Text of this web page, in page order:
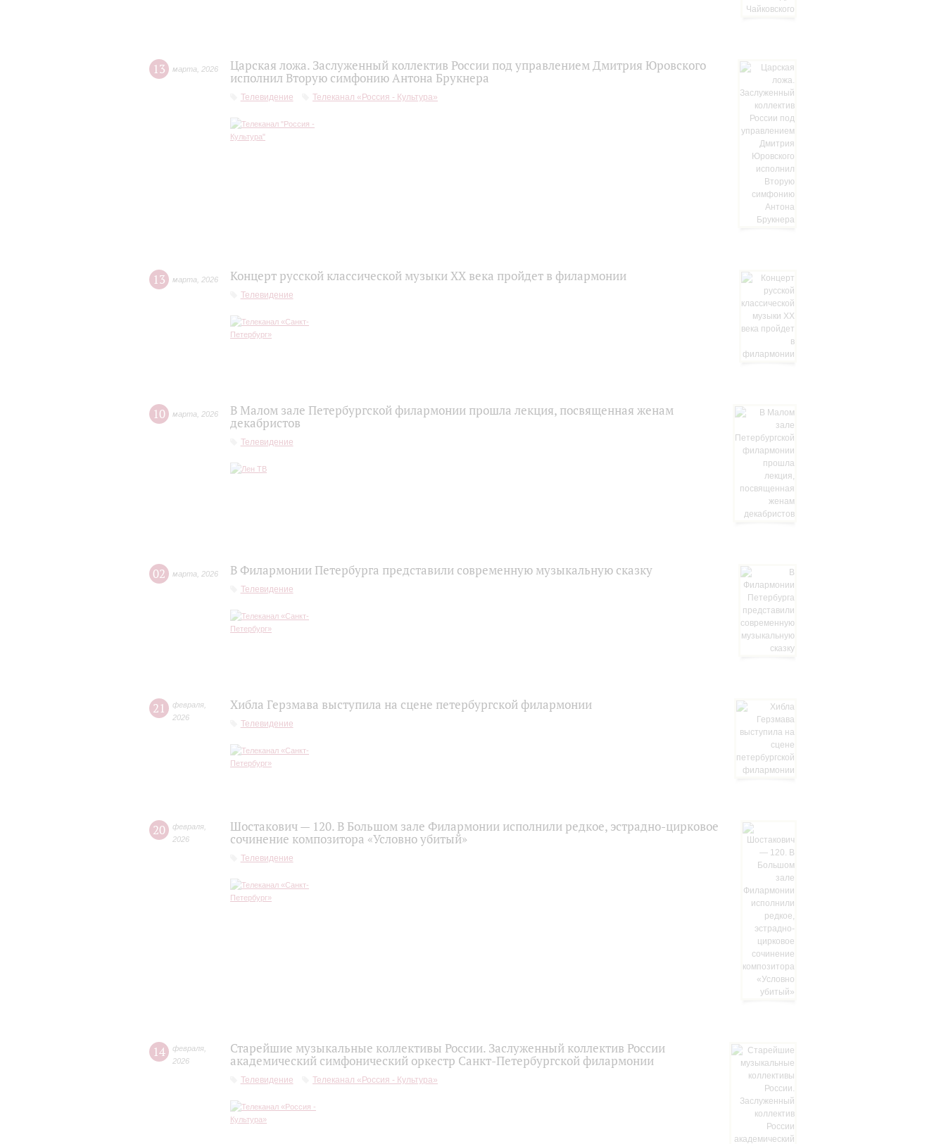
13 марта 2026
Царская ложа. Заслуженный коллектив России под управлением Дмитрия Юровского
исполнил Вторую симфонию Антона Брукнера
Телевидение Телеканал «Россия - Культура»
13 марта 2026 Концерт русской классической музыки XX века пройдет в филармонии
Телевидение
10 марта 2026
В Малом зале Петербургской филармонии прошла лекция, посвященная женам
декабристов
Телевидение
02 марта 2026 В Филармонии Петербурга представили современную музыкальную сказку
Телевидение
21 февраля
2026
Хибла Герзмава выступила на сцене петербургской филармонии
Телевидение
20 февраля
2026
Шостакович — 120. В Большом зале Филармонии исполнили редкое, эстрадно-цирковое
сочинение композитора «Условно убитый»
Телевидение
14 февраля
2026
Старейшие музыкальные коллективы России. Заслуженный коллектив России
академический симфонический оркестр Санкт-Петербургской филармонии
Телевидение Телеканал «Россия - Культура»